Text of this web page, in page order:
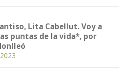
Lita Cabellut. Voy a
puntas de la vida*, por